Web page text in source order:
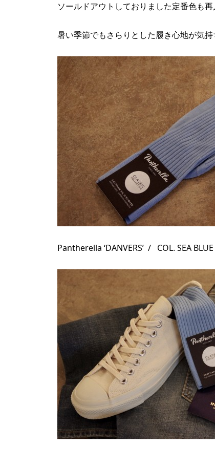
ソールドアウトしておりました定番色も再
暑い季節でもさらりとした履き心地が気持
Pantherella ‘DANVERS’ / COL. SEA